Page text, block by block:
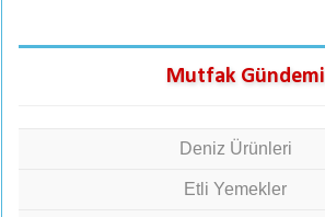
Mutfak Gündemi
Deniz Ürünleri
Etli Yemekler